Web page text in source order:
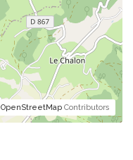
OpenStreetMap Contributors